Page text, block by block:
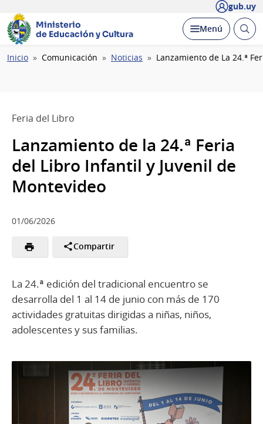
gub.uy
Ministerio
de Educación y Cultura
Desplegar
Menú Abrir
Ruta
Inicio Comunicación Noticias Lanzamiento de La 24.ª
Feria del Libro
Lanzamiento de la 24.ª Feria
del Libro Infantil y Juvenil de
Montevideo
01/06/2026
Compartir
La 24.ª edición del tradicional encuentro se
desarrolla del 1 al 14 de junio con más de 170
actividades gratuitas dirigidas a niñas, niños,
adolescentes y sus familias.